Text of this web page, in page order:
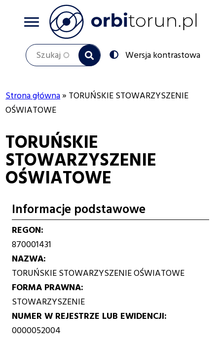
Szukaj
Przełącz
na:
Wersja kontrastowa
Ścieżka
nawigacyjna
Strona główna
TORUŃSKIE STOWARZYSZENIE
OŚWIATOWE
TORUŃSKIE
STOWARZYSZENIE
OŚWIATOWE
Informacje podstawowe
REGON
870001431
NAZWA
TORUŃSKIE STOWARZYSZENIE OŚWIATOWE
FORMA PRAWNA
STOWARZYSZENIE
NUMER W REJESTRZE LUB EWIDENCJI
0000052004